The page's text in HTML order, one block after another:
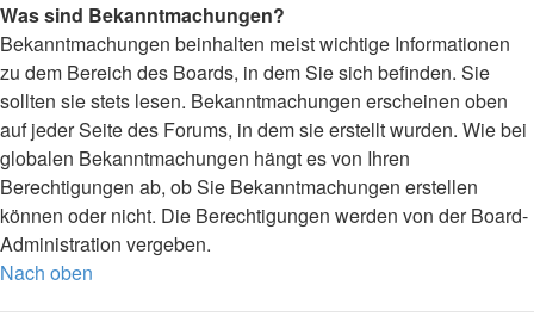
Was sind Bekanntmachungen?
Bekanntmachungen beinhalten meist wichtige Informationen
zu dem Bereich des Boards, in dem Sie sich befinden. Sie
sollten sie stets lesen. Bekanntmachungen erscheinen oben
auf jeder Seite des Forums, in dem sie erstellt wurden. Wie bei
globalen Bekanntmachungen hängt es von Ihren
Berechtigungen ab, ob Sie Bekanntmachungen erstellen
können oder nicht. Die Berechtigungen werden von der Board-
Administration vergeben.
Nach oben